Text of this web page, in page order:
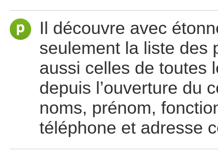
Il découvre avec
seulement la liste des
aussi celles de toutes
depuis l’ouverture du
noms, prénom,
téléphone et adresse